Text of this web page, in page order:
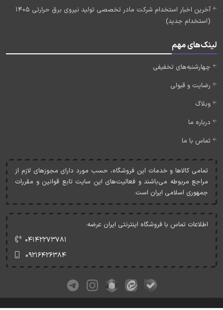
آخرین اخبار استخدام شرکت مادر تخصصی تولید نیروی برق حرارتی 1405
(استخدام جدید)
لینک‌های مهم
چهارشنبه‌های تخفیفی
رضایت و قبولی
وبلاگ
درباره ما
تماس با ما
تمامی کالاها و خدمات اين فروشگاه، حسب مورد دارای مجوزهای لازم از
مراجع مربوطه می‌باشند و فعاليت‌های اين سايت تابع قوانين و مقررات
جمهوری اسلامی ايران است.
اطلاعات تماس با فروشگاه اینترنتی ایران عرضه:
۰۴۱۴۲۲۷۳۷۸۱
۰۹۲۱۶۴۲۶۳۸۴